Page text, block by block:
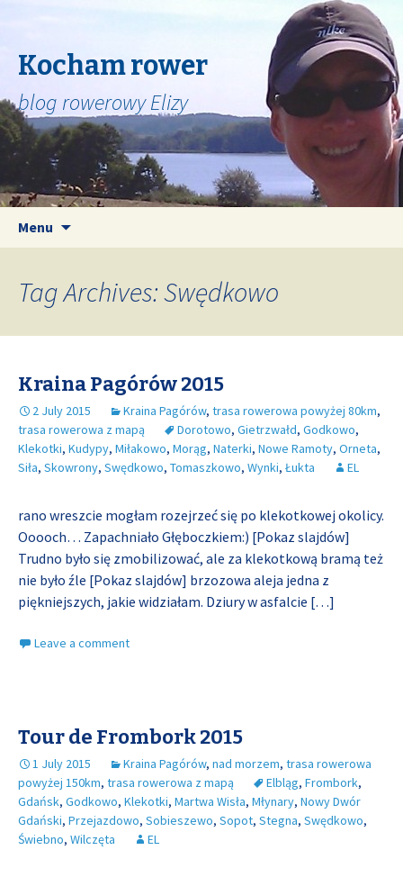
Kocham rower
blog rowerowy Elizy
Menu
Tag Archives: Swędkowo
Kraina Pagórów 2015
2 July 2015 Kraina Pagórów, trasa rowerowa powyżej 80km,
trasa rowerowa z mapą
Dorotowo, Gietrzwałd, Godkowo,
Klekotki, Kudypy, Miłakowo, Morąg, Naterki, Nowe Ramoty, Orneta,
Siła, Skowrony, Swędkowo, Tomaszkowo, Wynki, Łukta EL
rano wreszcie mogłam rozejrzeć się po klekotkowej okolicy.
Ooooch… Zapachniało Głęboczkiem:) [Pokaz slajdów]
Trudno było się zmobilizować, ale za klekotkową bramą też
nie było źle [Pokaz slajdów] brzozowa aleja jedna z
piękniejszych, jakie widziałam. Dziury w asfalcie […]
Leave a comment
Tour de Frombork 2015
1 July 2015 Kraina Pagórów, nad morzem, trasa rowerowa
powyżej 150km, trasa rowerowa z mapą Elbląg, Frombork,
Gdańsk, Godkowo, Klekotki, Martwa Wisła, Młynary, Nowy Dwór
Gdański, Przejazdowo, Sobieszewo, Sopot, Stegna, Swędkowo,
Świebno, Wilczęta EL